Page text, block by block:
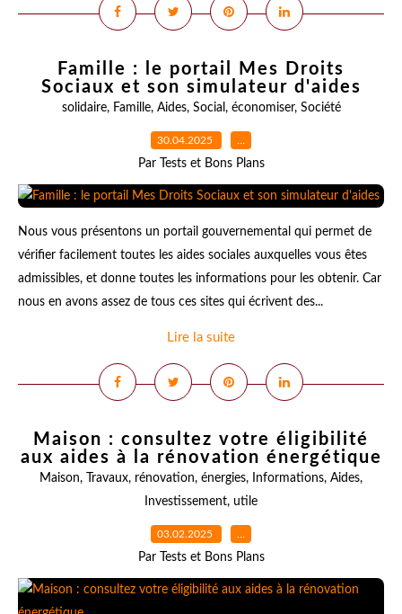
Famille : le portail Mes Droits
Sociaux et son simulateur d'aides
solidaire, Famille, Aides, Social , économiser, Société
30.04.2025 …
Par Tests et Bons Plans
Nous vous présentons un portail gouvernemental qui permet de
vérifier facilement toutes les aides sociales auxquelles vous êtes
admissibles, et donne toutes les informations pour les obtenir. Car
nous en avons assez de tous ces sites qui écrivent des...
Lire la suite
Maison : consultez votre éligibilité
aux aides à la rénovation énergétique
Maison, Travaux, rénovation, énergies, Informations, Aides,
Investissement, utile
03.02.2025 …
Par Tests et Bons Plans